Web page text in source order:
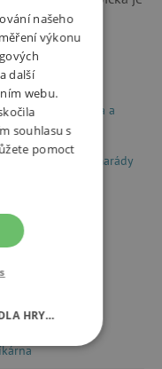
dárek.
Lota, pexesa a
Dárky pro kamarády
děti od 3 let
předškoláky
našeho
výkonu
další
webu.
souhlasu s
pomoct
HRY…